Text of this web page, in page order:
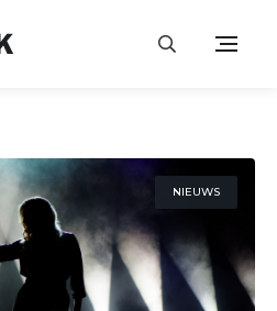
NIEUWS